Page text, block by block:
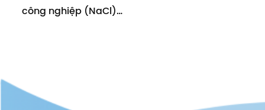
công nghiệp (NaCl)